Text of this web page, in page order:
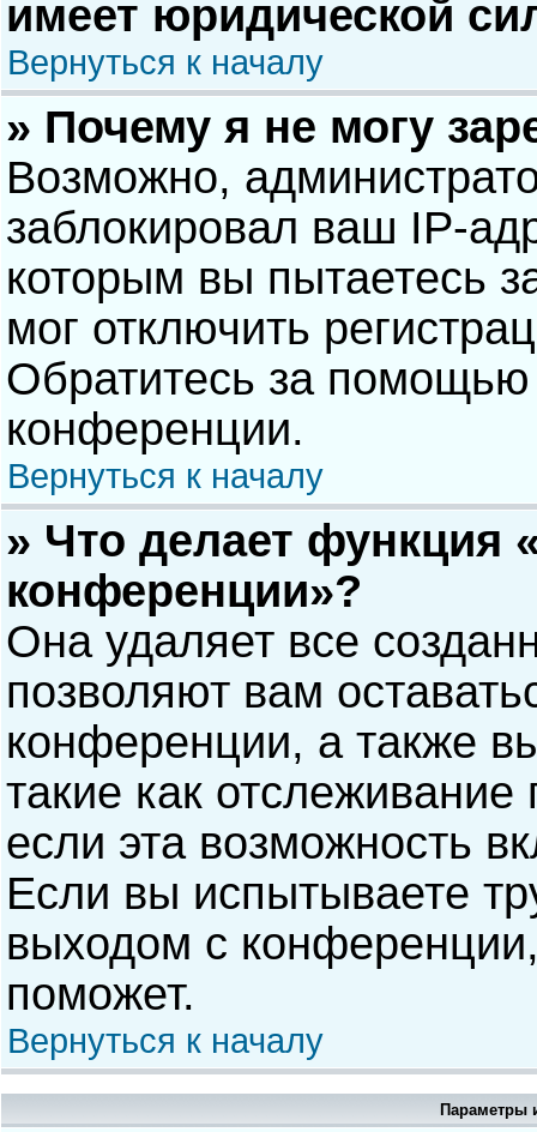
имеет юридической
Вернуться к началу
» Почему я не могу
Возможно,
заблокировал ваш IP-
которым вы пытаетесь
мог отключить
Обратитесь за помощью
конференции.
Вернуться к началу
» Что делает функция
конференции»?
Она удаляет все
позволяют вам
конференции, а также
такие как
если эта возможность
Если вы испытываете
выходом с
поможет.
Вернуться к началу
Параметры